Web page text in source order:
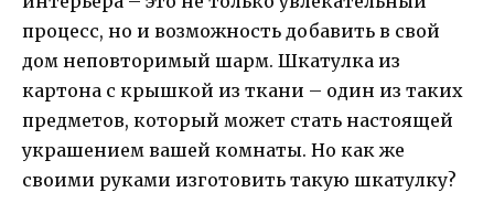
процесс, но и возможность добавить в свой
дом неповторимый шарм. Шкатулка из
картона с крышкой из ткани – один из таких
предметов, который может стать настоящей
украшением вашей комнаты. Но как же
своими руками изготовить такую шкатулку?